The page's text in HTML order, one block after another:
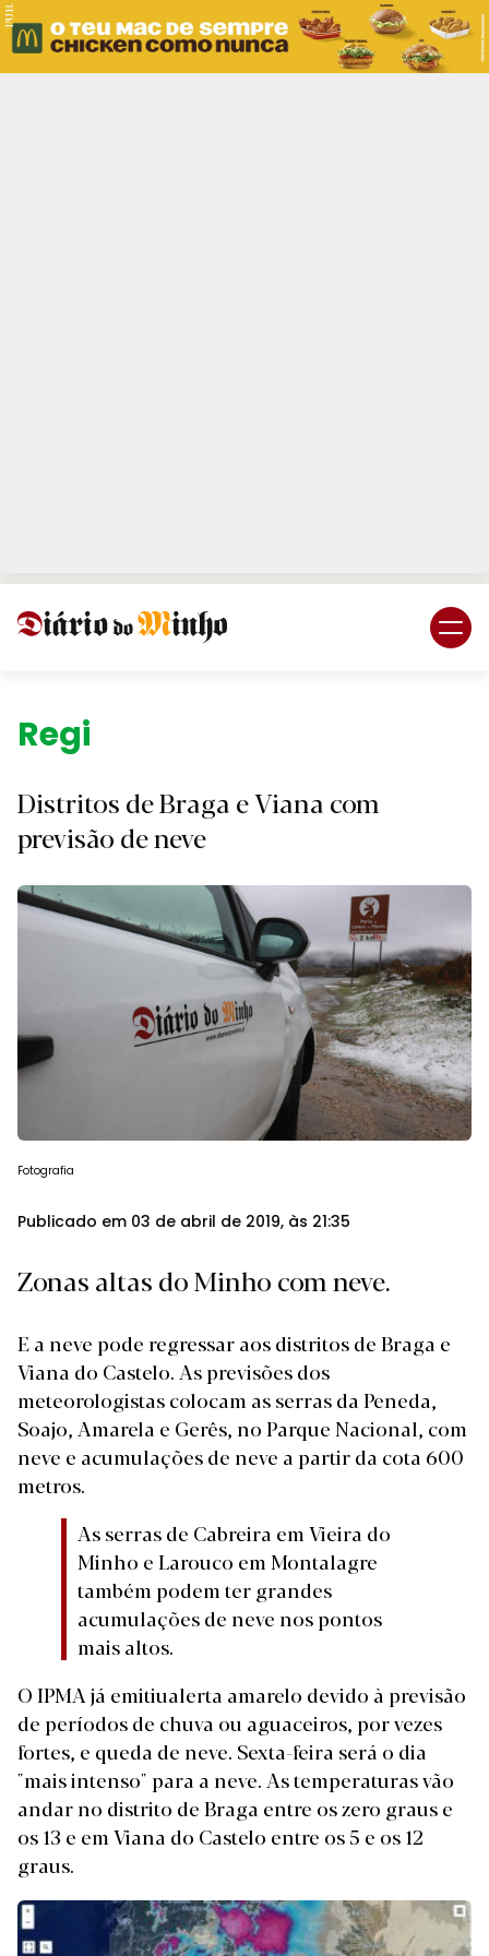
PUB.
Região.
Distritos de Braga e Viana com
previsão de neve
Fotografia
Publicado em 03 de abril de 2019, às 21:35
Zonas altas do Minho com neve.
E a neve pode regressar aos distritos de Braga e
Viana do Castelo. As previsões dos
meteorologistas colocam as serras da Peneda,
Soajo, Amarela e Gerês, no Parque Nacional, com
neve e acumulações de neve a partir da cota 600
metros.
As serras de Cabreira em Vieira do
Minho e Larouco em Montalagre
também podem ter grandes
acumulações de neve nos pontos
mais altos.
O IPMA já emitiualerta amarelo devido à previsão
de períodos de chuva ou aguaceiros, por vezes
fortes, e queda de neve. Sexta-feira será o dia
"mais intenso" para a neve. As temperaturas vão
andar no distrito de Braga entre os zero graus e
os 13 e em Viana do Castelo entre os 5 e os 12
graus.